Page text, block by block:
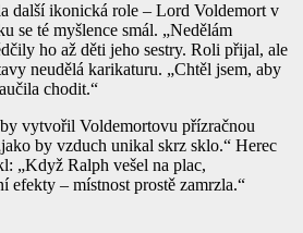
další ikonická role – Lord Voldemort v
se té myšlence smál. „Nedělám
ho až děti jeho sestry. Roli přijal, ale
neudělá karikaturu. „Chtěl jsem, aby
chodit.“
vytvořil Voldemortovu přízračnou
by vzduch unikal skrz sklo.“ Herec
„Když Ralph vešel na plac,
efekty – místnost prostě zamrzla.“